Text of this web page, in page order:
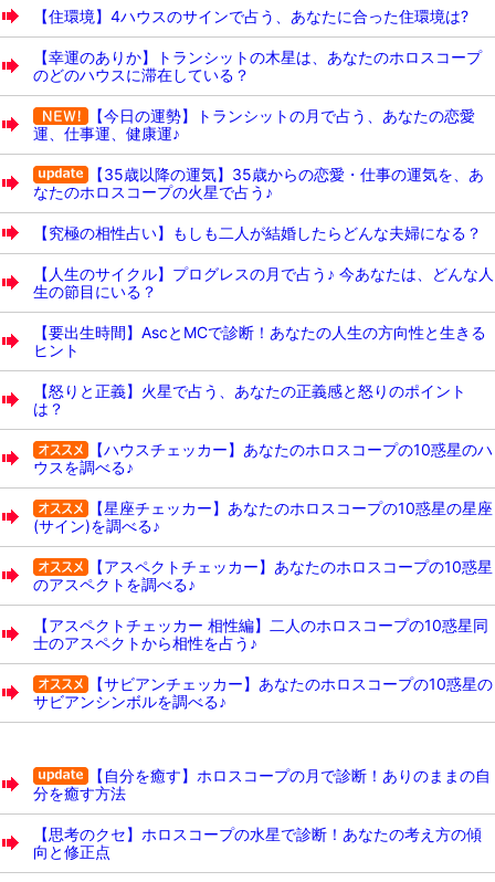
【住環境】4ハウスのサインで占う、あなたに合った住環境は?
【幸運のありか】トランシットの木星は、あなたのホロスコープ
のどのハウスに滞在している？
【今日の運勢】トランシットの月で占う、あなたの恋愛
運、仕事運、健康運♪
【35歳以降の運気】35歳からの恋愛・仕事の運気を、あ
なたのホロスコープの火星で占う♪
【究極の相性占い】もしも二人が結婚したらどんな夫婦になる？
【人生のサイクル】プログレスの月で占う♪ 今あなたは、どんな人
生の節目にいる？
【要出生時間】AscとMCで診断！あなたの人生の方向性と生きる
ヒント
【怒りと正義】火星で占う、あなたの正義感と怒りのポイント
は？
【ハウスチェッカー】あなたのホロスコープの10惑星のハ
ウスを調べる♪
【星座チェッカー】あなたのホロスコープの10惑星の星座
(サイン)を調べる♪
【アスペクトチェッカー】あなたのホロスコープの10惑星
のアスペクトを調べる♪
【アスペクトチェッカー 相性編】二人のホロスコープの10惑星同
士のアスペクトから相性を占う♪
【サビアンチェッカー】あなたのホロスコープの10惑星の
サビアンシンボルを調べる♪
【自分を癒す】ホロスコープの月で診断！ありのままの自
分を癒す方法
【思考のクセ】ホロスコープの水星で診断！あなたの考え方の傾
向と修正点